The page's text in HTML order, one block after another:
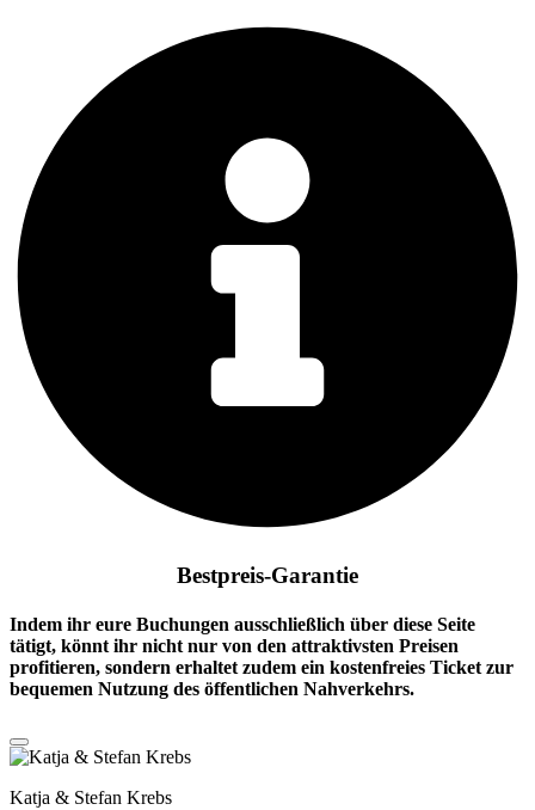
Bestpreis-Garantie
Indem ihr eure Buchungen ausschließlich über diese Seite
tätigt, könnt ihr nicht nur von den attraktivsten Preisen
profitieren, sondern erhaltet zudem ein kostenfreies Ticket zur
bequemen Nutzung des öffentlichen Nahverkehrs.
Katja & Stefan Krebs